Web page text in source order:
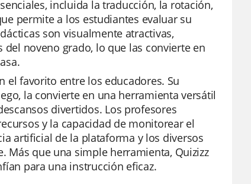
incluida la traducción, la rotación,
permite a los estudiantes evaluar su
son visualmente atractivas,
noveno grado, lo que las convierte en
el favorito entre los educadores. Su
la convierte en una herramienta versátil
divertidos. Los profesores
y la capacidad de monitorear el
artificial de la plataforma y los diversos
Más que una simple herramienta, Quizizz
para una instrucción eficaz.